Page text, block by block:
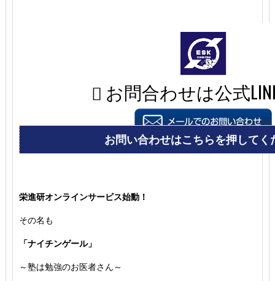
栄進研オンラインサービス始動！
その名も
「ナイチンゲール」
～塾は勉強のお医者さん～